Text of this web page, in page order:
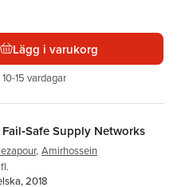
Lägg i varukorg
15 vardagar
Supply Networks
, Amirhossein
2018